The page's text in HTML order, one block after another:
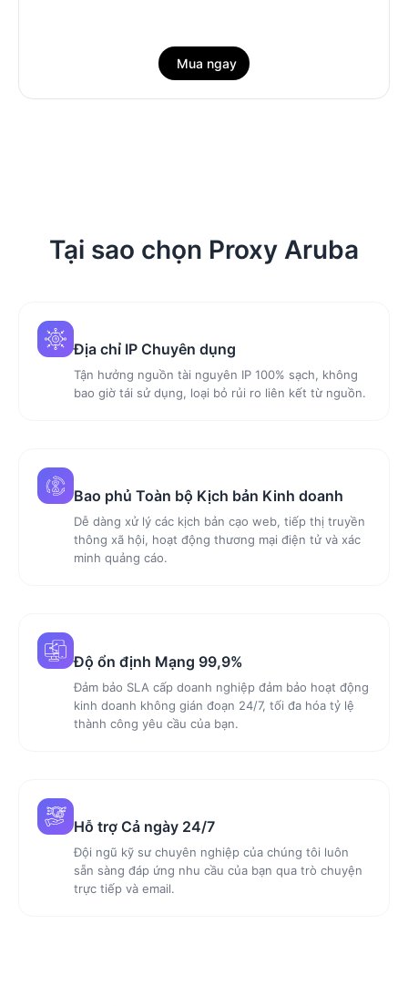
Mua ngay
Tại sao chọn Proxy Aruba
Địa chỉ IP Chuyên dụng
Tận hưởng nguồn tài nguyên IP 100% sạch, không
bao giờ tái sử dụng, loại bỏ rủi ro liên kết từ nguồn.
Bao phủ Toàn bộ Kịch bản Kinh doanh
Dễ dàng xử lý các kịch bản cạo web, tiếp thị truyền
thông xã hội, hoạt động thương mại điện tử và xác
minh quảng cáo.
Độ ổn định Mạng 99,9%
Đảm bảo SLA cấp doanh nghiệp đảm bảo hoạt động
kinh doanh không gián đoạn 24/7, tối đa hóa tỷ lệ
thành công yêu cầu của bạn.
Hỗ trợ Cả ngày 24/7
Đội ngũ kỹ sư chuyên nghiệp của chúng tôi luôn
sẵn sàng đáp ứng nhu cầu của bạn qua trò chuyện
trực tiếp và email.